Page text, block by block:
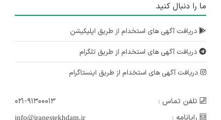
ما را دنبال کنید
دریافت آگهی های استخدام از طریق اپلیکیشن
دریافت آگهی های استخدام از طریق تلگرام
دریافت آگهی های استخدام از طریق اینستاگرام
تلفن تماس :
۰۲۱-۹۱۳۰۰۰۱۳
info@iranestekhdam.ir